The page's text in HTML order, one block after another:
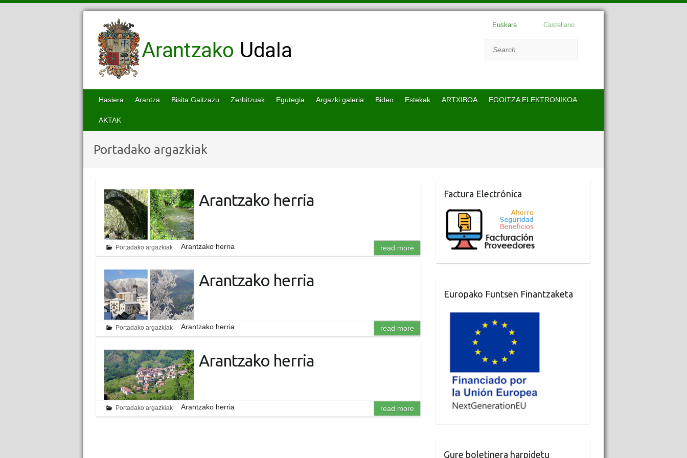
Euskara Castellano
Hasiera Arantza Bisita Gaitzazu Zerbitzuak Egutegia Argazki galeria Bideo Estekak ARTXIBOA EGOITZA ELEKTRONIKOA
AKTAK
Portadako argazkiak
Arantzako herria
Portadako argazkiak Arantzako herria read more
Arantzako herria
Portadako argazkiak Arantzako herria read more
Arantzako herria
Portadako argazkiak Arantzako herria read more
Factura Electrónica
Europako Funtsen Finantzaketa
Gure boletinera harpidetu